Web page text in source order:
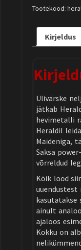
Tootekood:
Kirjeldus
Ülivärske
jätkab
hevimetalli
Heraldil
Maideniga,
Saksa
võrreldud
Kõik lood
kasutatakse
ainult
ajaloos
Kokku on